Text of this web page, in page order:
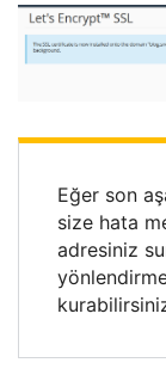
Eğer son
size hata
adresiniz